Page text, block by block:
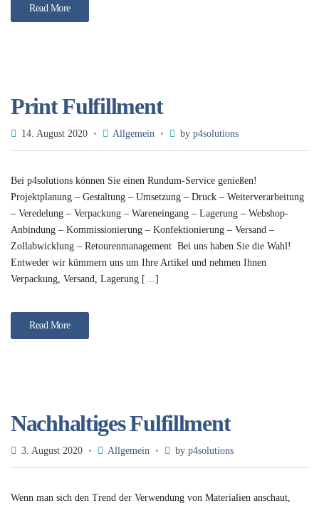
Read More
Print Fulfillment
14. August 2020 Allgemein by p4solutions
Bei p4solutions können Sie einen Rundum-Service genießen!
Projektplanung – Gestaltung – Umsetzung – Druck – Weiterverarbeitung
– Veredelung – Verpackung – Wareneingang – Lagerung – Webshop-
Anbindung – Kommissionierung – Konfektionierung – Versand –
Zollabwicklung – Retourenmanagement Bei uns haben Sie die Wahl!
Entweder wir kümmern uns um Ihre Artikel und nehmen Ihnen
Verpackung, Versand, Lagerung […]
Read More
Nachhaltiges Fulfillment
3. August 2020 Allgemein by p4solutions
Wenn man sich den Trend der Verwendung von Materialien anschaut,